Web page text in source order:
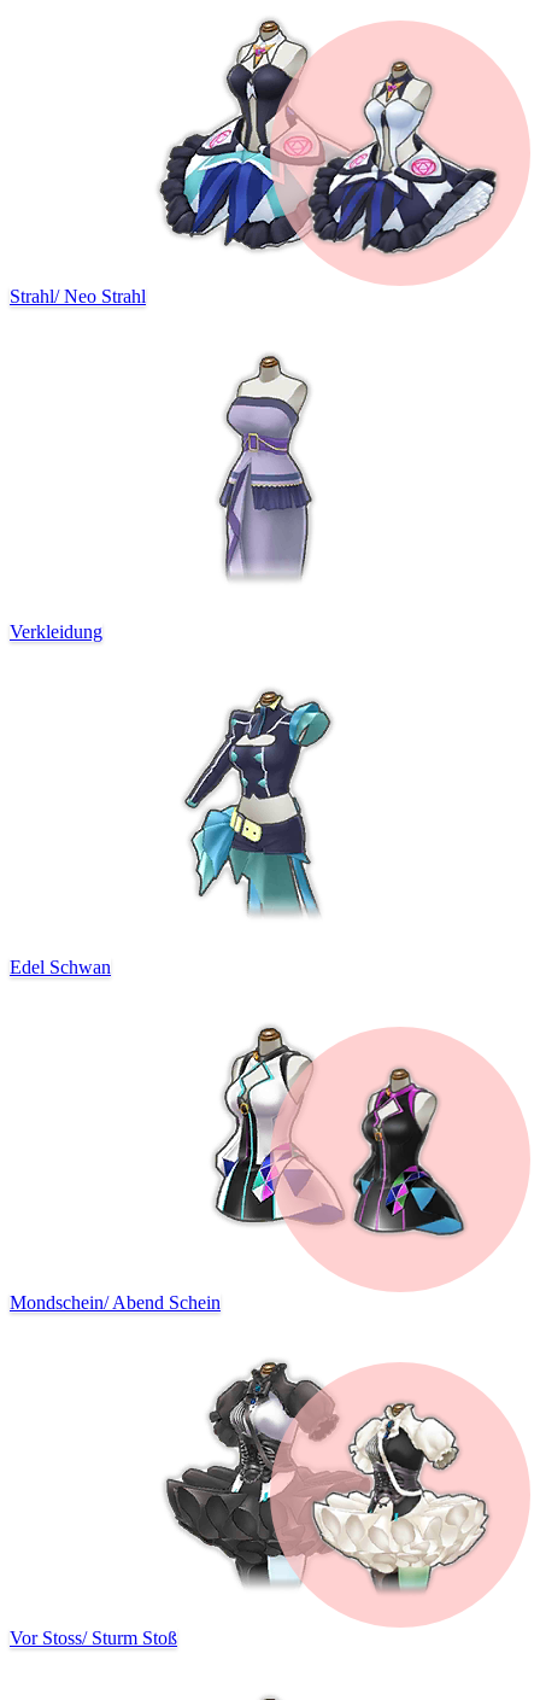
Strahl/Neo Strahl
Verkleidung
Edel Schwan
Mondschein/Abend Schein
Vor Stoss/ Sturm Stoß